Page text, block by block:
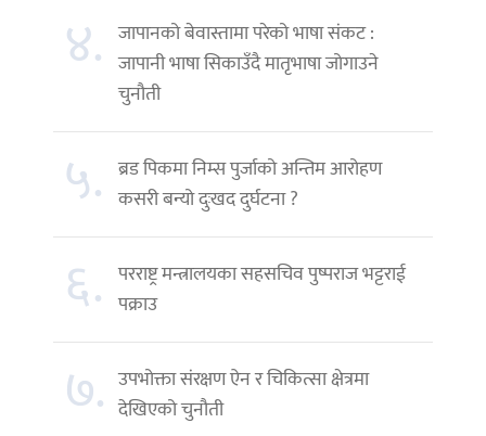
४. जापानको बेवास्तामा परेको भाषा संकट :
जापानी भाषा सिकाउँदै मातृभाषा जोगाउने
चुनौती
५. ब्रड पिकमा निम्स पुर्जाको अन्तिम आरोहण
कसरी बन्यो दुःखद दुर्घटना ?
६. परराष्ट्र मन्त्रालयका सहसचिव पुष्पराज भट्टराई
पक्राउ
७. उपभोक्ता संरक्षण ऐन र चिकित्सा क्षेत्रमा
देखिएको चुनौती